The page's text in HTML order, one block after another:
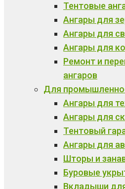
Тентовые
Ангары для
Ангары для
Ангары для
Ремонт и
ангаров
Для
Ангары для
Ангары для
Тентовый
Ангары для
Шторы и
Буровые
Вкладыши